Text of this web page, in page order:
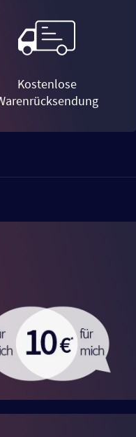
Kostenlose